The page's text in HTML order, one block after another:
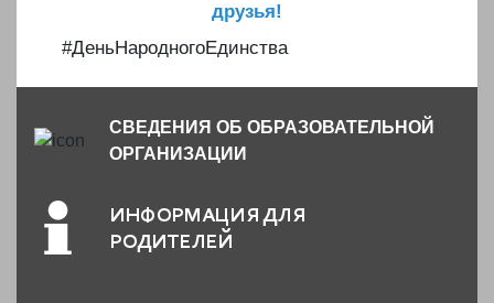
СВЕДЕНИЯ ОБ ОБРАЗОВАТЕЛЬНОЙ
ОРГАНИЗАЦИИ
ИНФОРМАЦИЯ ДЛЯ
РОДИТЕЛЕЙ
друзья!
#ДеньНародногоЕдинства